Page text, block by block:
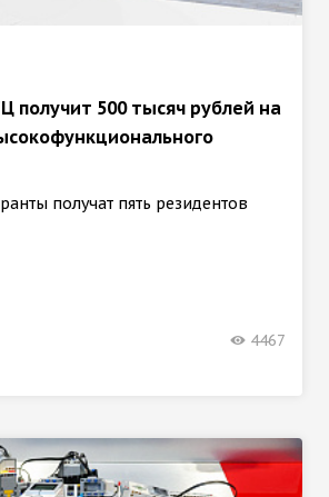
получит 500 тысяч рублей на
получат пять резидентов
4467